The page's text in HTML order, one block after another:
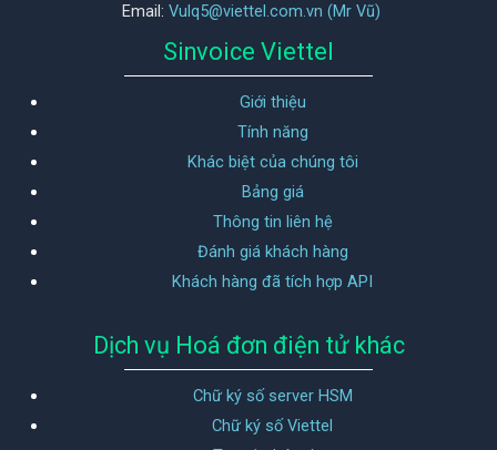
Email: Vulq5@viettel.com.vn (Mr Vũ)
Sinvoice Viettel
Giới thiệu
Tính năng
Khác biệt của chúng tôi
Bảng giá
Thông tin liên hệ
Đánh giá khách hàng
Khách hàng đã tích hợp API
Dịch vụ Hoá đơn điện tử khác
Chữ ký số server HSM
Chữ ký số Viettel